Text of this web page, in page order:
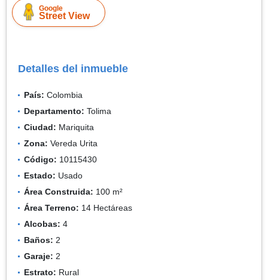
Google
Street View
Detalles del inmueble
País: Colombia
Departamento: Tolima
Ciudad: Mariquita
Zona: Vereda Urita
Código: 10115430
Estado: Usado
Área Construida: 100 m²
Área Terreno: 14 Hectáreas
Alcobas: 4
Baños: 2
Garaje: 2
Estrato: Rural